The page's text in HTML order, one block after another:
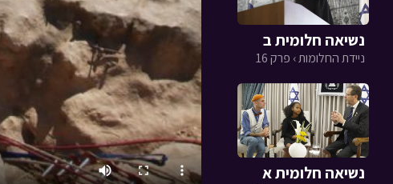
נשיאה חלומית ב
ניידת החלומות › פרק 16
נשיאה חלומית א